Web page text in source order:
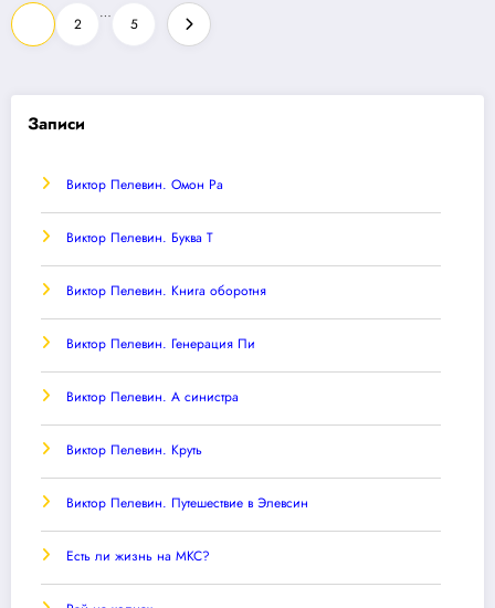
Пагинация
записей
2
…
5
Записи
Виктор Пелевин. Омон Ра
Виктор Пелевин. Буква T
Виктор Пелевин. Книга оборотня
Виктор Пелевин. Генерация Пи
Виктор Пелевин. А синистра
Виктор Пелевин. Круть
Виктор Пелевин. Путешествие в Элевсин
Есть ли жизнь на МКС?